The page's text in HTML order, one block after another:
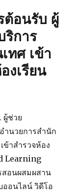
ต้อนรับ ผู้
ริการ
ทศ เข้า
งเรียน
ผู้ช่วย
ำนวยการสำนัก
ข้าสำรวจห้อง
Learning
สอนผสมผสาน
ออนไลน์ วิดีโอ